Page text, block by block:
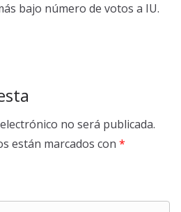
bajo número de votos a IU.
no será publicada.
están marcados con *